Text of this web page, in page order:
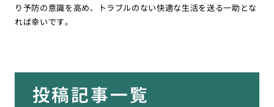
り予防の意識を高め、トラブルのない快適な生活を送る一助とな
れば幸いです。
投稿記事一覧